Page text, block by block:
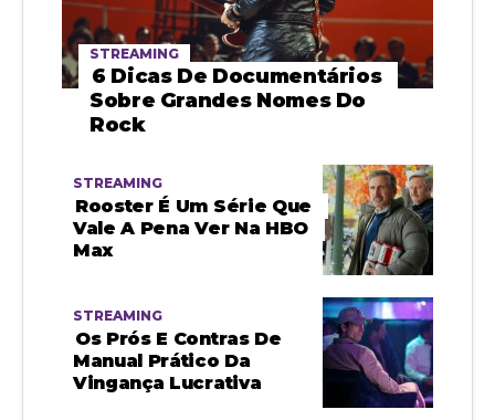
STREAMING
6 Dicas De Documentários
Sobre Grandes Nomes Do
Rock
STREAMING
Rooster É Um Série Que
Vale A Pena Ver Na HBO
Max
STREAMING
Os Prós E Contras De
Manual Prático Da
Vingança Lucrativa